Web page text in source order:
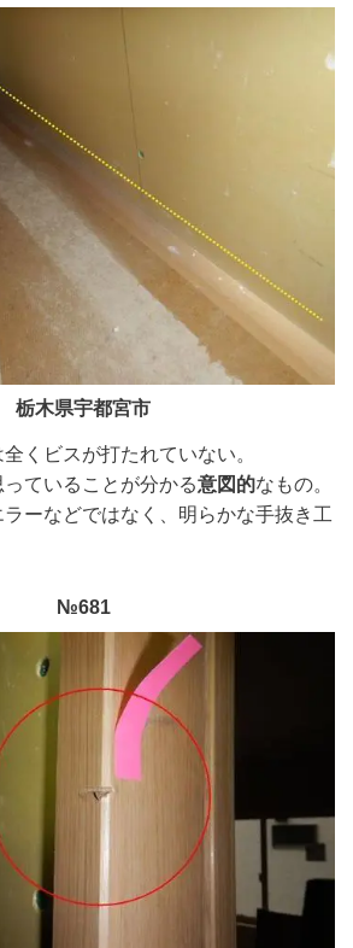
栃木県宇都宮市
くビスが打たれていない。
ていることが分かる意図的なもの。
ラーなどではなく、明らかな手抜き工
№681